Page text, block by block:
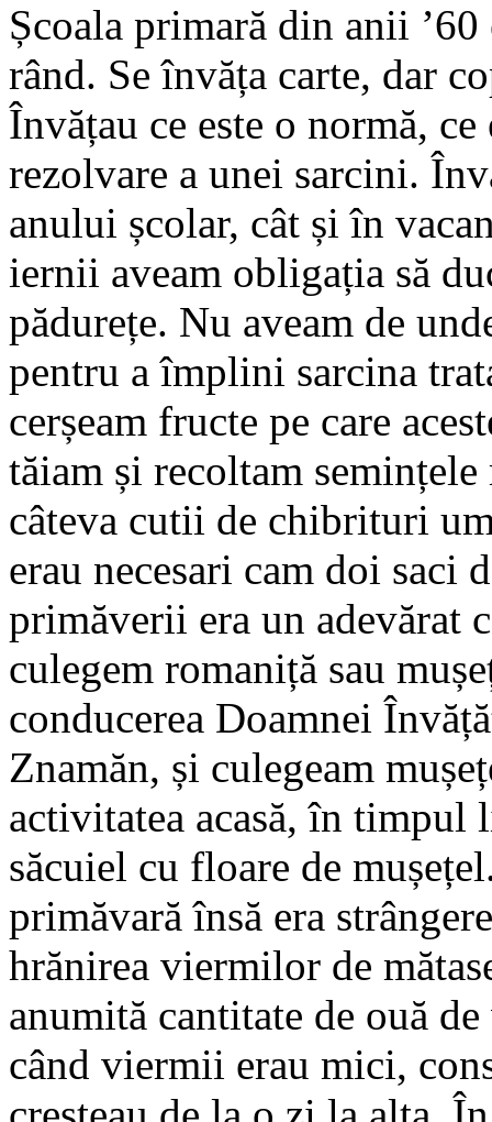
Școala primară din anii
rând. Se învăța carte, dar
Învățau ce este o normă,
rezolvare a unei sarcini.
anului școlar, cât și în
iernii aveam obligația să
pădurețe. Nu aveam de
pentru a împlini sarcina
cerșeam fructe pe care
tăiam și recoltam
câteva cutii de chibrituri
erau necesari cam doi saci
primăverii era un adevărat
culegem romaniță sau
conducerea Doamnei
Znamăn, și culegeam
activitatea acasă, în timpul
săcuiel cu floare de
primăvară însă era
hrănirea viermilor de
anumită cantitate de ouă
când viermii erau mici,